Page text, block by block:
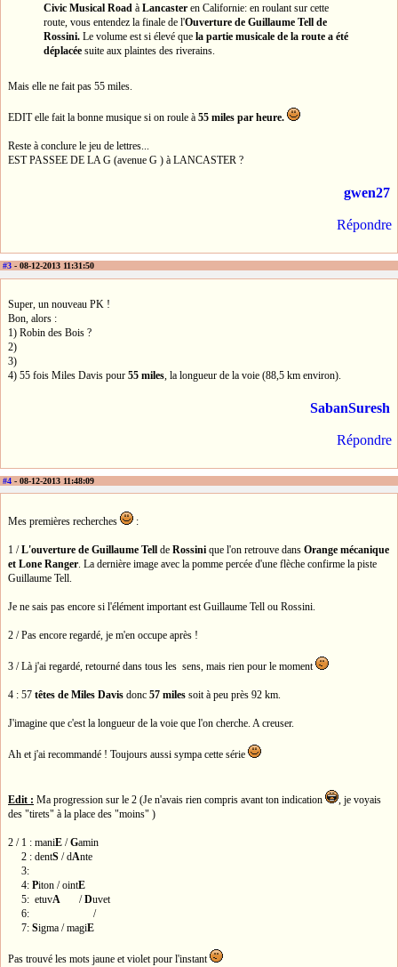
Civic Musical Road à Lancaster en Californie: en roulant sur cette
route, vous entendez la finale de l'Ouverture de Guillaume Tell de
Rossini. Le volume est si élevé que la partie musicale de la route a été
déplacée suite aux plaintes des riverains.
Mais elle ne fait pas 55 miles.
EDIT elle fait la bonne musique si on roule à 55 miles par heure.
Reste à conclure le jeu de lettres...
EST PASSEE DE LA G (avenue G ) à LANCASTER ?
gwen27
Répondre
#3 - 08-12-2013 11:31:50
Super, un nouveau PK !
Bon, alors :
1) Robin des Bois ?
2)
3)
4) 55 fois Miles Davis pour 55 miles , la longueur de la voie (88,5 km environ).
SabanSuresh
Répondre
#4 - 08-12-2013 11:48:09
Mes premières recherches :
1 /L'ouverture de Guillaume Tell de Rossini que l'on retrouve dans Orange mécanique
et Lone Ranger. La dernière image avec la pomme percée d'une flèche confirme la piste
Guillaume Tell.
Je ne sais pas encore si l'élément important est Guillaume Tell ou Rossini.
2 / Pas encore regardé, je m'en occupe après !
3 / Là j'ai regardé, retourné dans tous les sens, mais rien pour le moment
4 : 57 têtes de Miles Davis donc 57 miles soit à peu près 92 km.
J'imagine que c'est la longueur de la voie que l'on cherche. A creuser.
Ah et j'ai recommandé ! Toujours aussi sympa cette série
Edit : Ma progression sur le 2 (Je n'avais rien compris avant ton indication
, je voyais
des "tirets" à la place des "moins" )
2 / 1 : maniE /Gamin
2 : dentS / dAnte
3:
4: Piton / ointE
5: etuvA /Duvet
6: /
7: Sigma / magiE
Pas trouvé les mots jaune et violet pour l'instant